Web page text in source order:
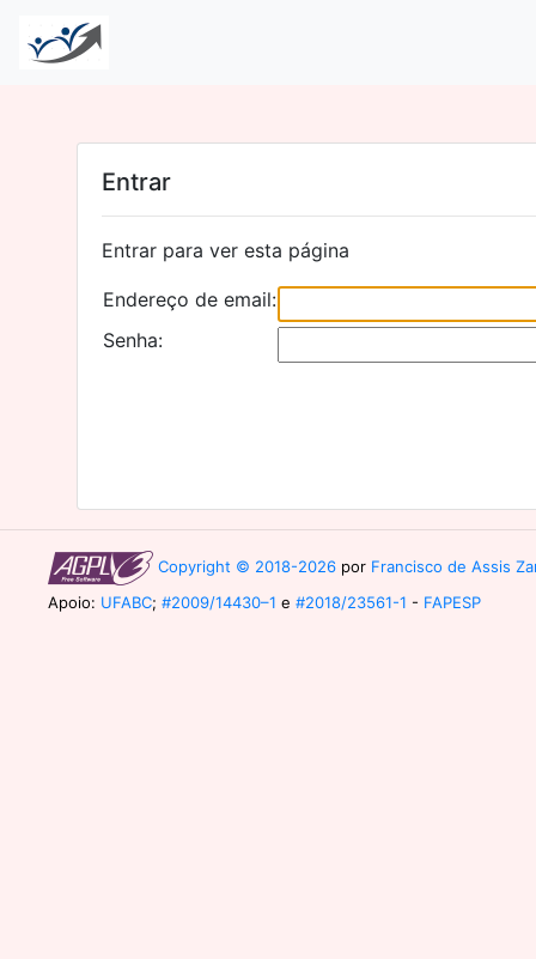
Entrar
Entrar para ver esta página
Endereço de email:
Senha:
Copyright © 2018-2026 por Francisco de Assis
Apoio: UFABC; #2009/14430–1 e #2018/23561-1 - FAPESP